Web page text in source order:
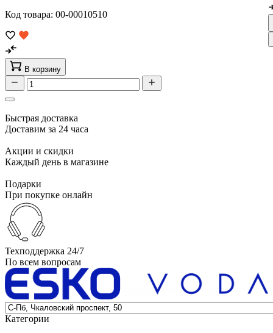
Код товара: 00-00010510
В корзину
Быстрая доставка
Доставим за 24 часа
Акции и скидки
Каждый день в магазине
Подарки
При покупке онлайн
Техподдержка 24/7
По всем вопросам
Категории